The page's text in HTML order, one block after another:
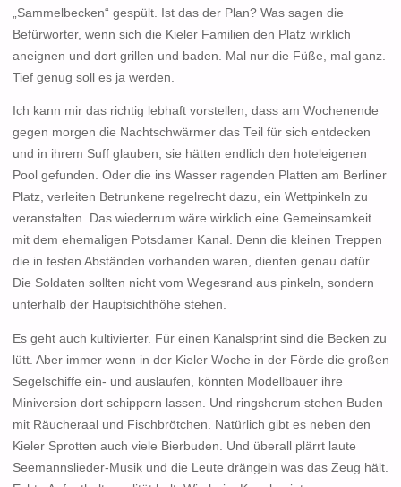
„Sammelbecken“ gespült. Ist das der Plan? Was sagen die
Befürworter, wenn sich die Kieler Familien den Platz wirklich
aneignen und dort grillen und baden. Mal nur die Füße, mal ganz.
Tief genug soll es ja werden.
Ich kann mir das richtig lebhaft vorstellen, dass am Wochenende
gegen morgen die Nachtschwärmer das Teil für sich entdecken
und in ihrem Suff glauben, sie hätten endlich den hoteleigenen
Pool gefunden. Oder die ins Wasser ragenden Platten am Berliner
Platz, verleiten Betrunkene regelrecht dazu, ein Wettpinkeln zu
veranstalten. Das wiederrum wäre wirklich eine Gemeinsamkeit
mit dem ehemaligen Potsdamer Kanal. Denn die kleinen Treppen
die in festen Abständen vorhanden waren, dienten genau dafür.
Die Soldaten sollten nicht vom Wegesrand aus pinkeln, sondern
unterhalb der Hauptsichthöhe stehen.
Es geht auch kultivierter. Für einen Kanalsprint sind die Becken zu
lütt. Aber immer wenn in der Kieler Woche in der Förde die großen
Segelschiffe ein- und auslaufen, könnten Modellbauer ihre
Miniversion dort schippern lassen. Und ringsherum stehen Buden
mit Räucheraal und Fischbrötchen. Natürlich gibt es neben den
Kieler Sprotten auch viele Bierbuden. Und überall plärrt laute
Seemannslieder-Musik und die Leute drängeln was das Zeug hält.